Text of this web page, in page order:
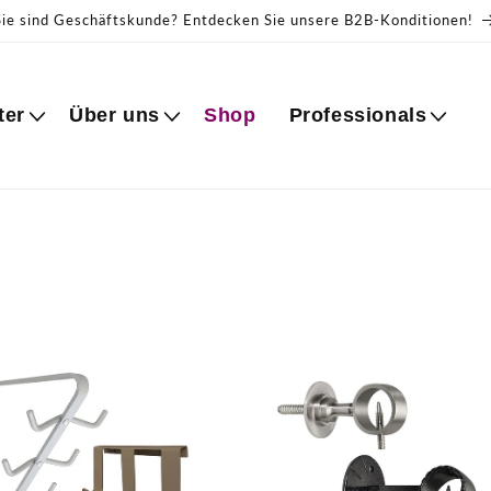
sind Geschäftskunde? Entdecken Sie unsere B2B-Konditionen!
Über uns Shop Professionals